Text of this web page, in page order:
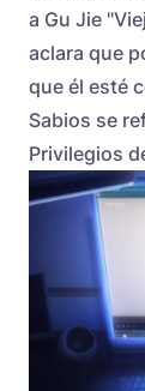
a Gu Jie
aclara que
que él esté
Sabios se
Privilegios